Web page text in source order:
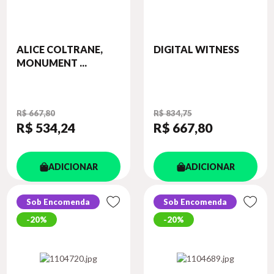
ALICE COLTRANE,
MONUMENT ...
R$ 667,80
R$ 534,24
ADICIONAR
DIGITAL WITNESS
R$ 834,75
R$ 667,80
ADICIONAR
Sob Encomenda
20%
Sob Encomenda
20%